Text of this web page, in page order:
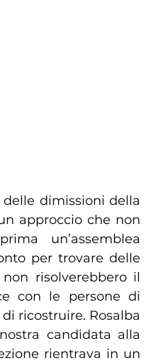
dimissioni della
approccio che non
un’assemblea
per trovare delle
risolverebbero il
con le persone di
ricostruire. Rosalba
candidata alla
rientrava in un